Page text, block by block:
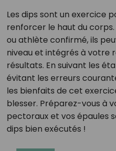
Les dips sont un exercice
renforcer le haut du
ou athlète confirmé, ils
niveau et intégrés à votre
résultats. En suivant les
évitant les erreurs
les bienfaits de cet
blesser. Préparez-vous à
pectoraux et vos épaules
dips bien exécutés !